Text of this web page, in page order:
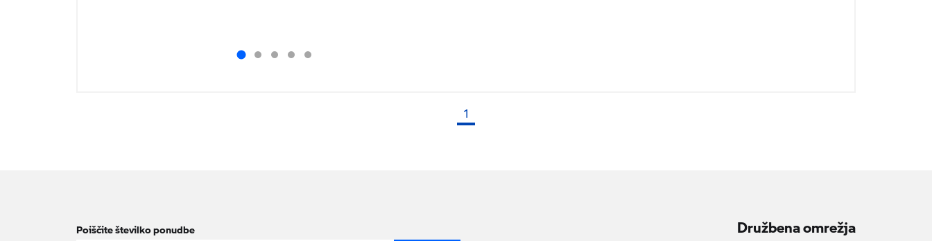
1
Poiščite številko ponudbe
Družbena omrežja